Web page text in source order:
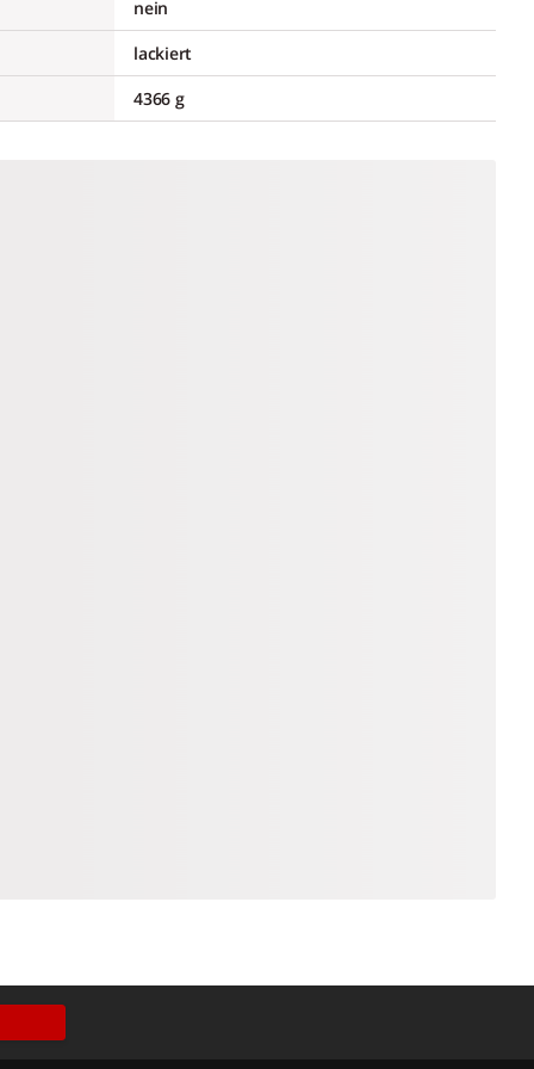
nein
lackiert
4366 g